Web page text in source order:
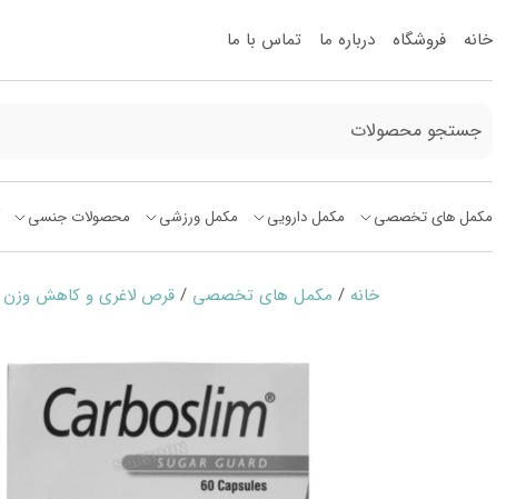
خانه فروشگاه درباره ما تماس با ما
مکمل های تخصصی مکمل دارویی مکمل ورزشی محصولات جنسی
خانه / مکمل های تخصصی / قرص لاغری و کاهش وزن